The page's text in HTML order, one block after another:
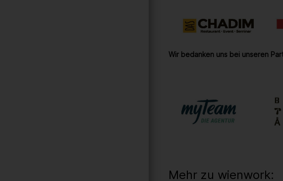
Wir bedanken uns bei unseren
Mehr zu wienwork: